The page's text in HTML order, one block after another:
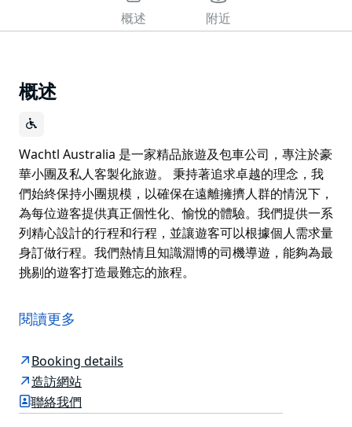
概述 附近
概述
Wachtl Australia 是一家精品旅遊及包車公司，專注於豪
華小團及私人客製化旅遊。 秉持著追求卓越的理念，我
們始終保持小團規模，以確保在遠離擁擠人群的情況下，
為每位遊客提供真正個性化、愉悅的體驗。我們提供一系
列精心設計的行程和行程，並讓遊客可以根據個人需求量
身訂做行程。我們熱情且知識淵博的司機導遊，能夠為最
挑剔的遊客打造最難忘的旅程。
華小團及私人客製化旅遊。
在遠離擁擠人群的情況下，為每位遊客提供真正個性化、
愉悅的體驗。我們提供一系列精心設計的行程和行程，並
讓遊客可以根據個人需求量身訂做行程。我們熱情且知識
淵博的司機導遊，能夠為最挑剔的遊客打造最難忘的旅
閱讀更多
Booking details
造訪網站
聯絡我們